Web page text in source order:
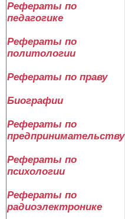
Рефераты по
педагогике
Рефераты по
политологии
Рефераты по праву
Биографии
Рефераты по
предпринимательству
Рефераты по
психологии
Рефераты по
радиоэлектронике